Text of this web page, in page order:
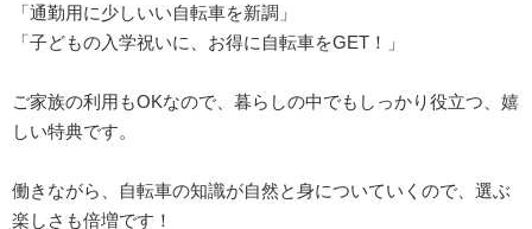
「通勤用に少しいい自転車を新調」
「子どもの入学祝いに、お得に自転車をGET！」
ご家族の利用もOKなので、暮らしの中でもしっかり役立つ、嬉
しい特典です。
働きながら、自転車の知識が自然と身についていくので、選ぶ
楽しさも倍増です！